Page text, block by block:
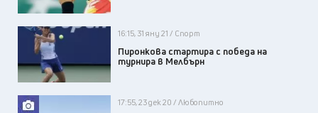
16:15, 31 яну 21 / Спорт
Пиронкова стартира с победа на
турнира в Мелбърн
17:55, 23 дек 20 / Любопитно